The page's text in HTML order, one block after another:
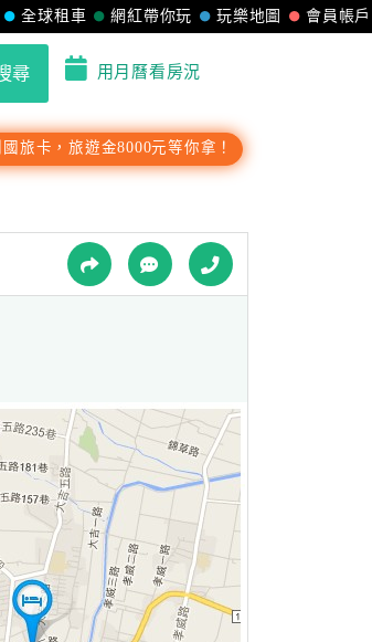
會員帳戶
玩樂地圖
網紅帶你玩
全球租車
尋 用月曆看房況
國旅卡，旅遊金8000元等你拿！